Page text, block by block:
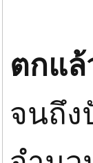
ตกแล้
จนถึง